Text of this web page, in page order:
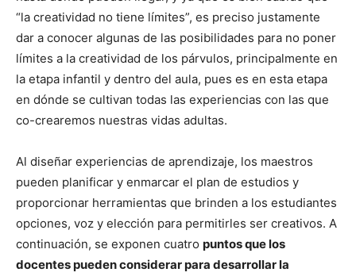
“la creatividad no tiene límites”, es preciso justamente
dar a conocer algunas de las posibilidades para no poner
límites a la creatividad de los párvulos, principalmente en
la etapa infantil y dentro del aula, pues es en esta etapa
en dónde se cultivan todas las experiencias con las que
co-crearemos nuestras vidas adultas.
Al diseñar experiencias de aprendizaje, los maestros
pueden planificar y enmarcar el plan de estudios y
proporcionar herramientas que brinden a los estudiantes
opciones, voz y elección para permitirles ser creativos. A
continuación, se exponen cuatro puntos que los
docentes pueden considerar para desarrollar la